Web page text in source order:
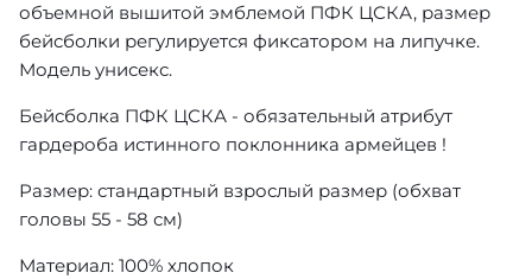
объемной вышитой эмблемой ПФК ЦСКА, размер
бейсболки регулируется фиксатором на липучке.
Модель унисекс.
Бейсболка ПФК ЦСКА - обязательный атрибут
гардероба истинного поклонника армейцев !
Размер: стандартный взрослый размер (обхват
головы 55 - 58 см)
Материал: 100% хлопок